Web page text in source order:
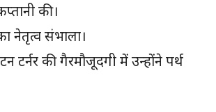
की।
नेतृत्व संभाला।
की गैरमौजूदगी में उन्होंने पर्थ